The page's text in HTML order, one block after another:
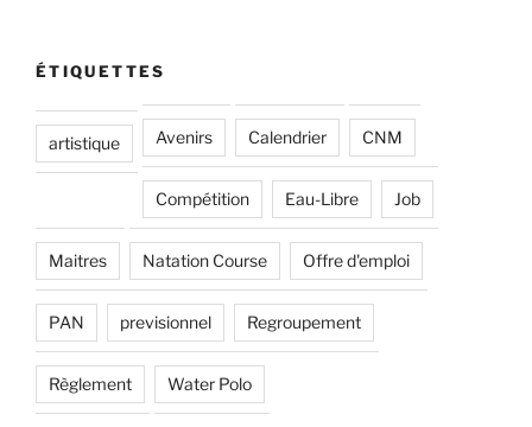
ÉTIQUETTES
artistique Avenirs Calendrier CNM
Compétition Eau-Libre Job
Maitres Natation Course Offre d'emploi
PAN previsionnel Regroupement
Règlement Water Polo